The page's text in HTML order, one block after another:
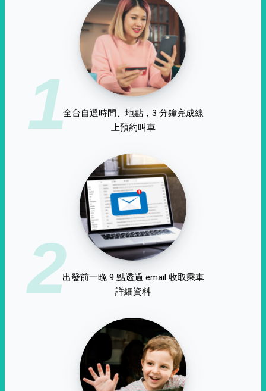
1全台自選時間、地點，3 分鐘完成線
上預約叫車
2出發前一晚 9 點透過 email 收取乘車
詳細資料